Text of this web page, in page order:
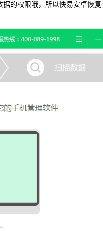
复大师
各种手机资料
MAC版下载
的权限哦，所以快易安卓恢复